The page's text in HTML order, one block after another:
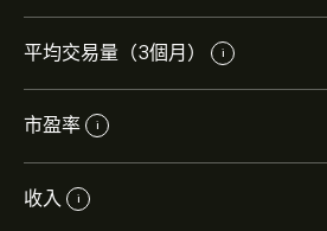
平均交易量（3個月） i
市盈率 i
收入 i